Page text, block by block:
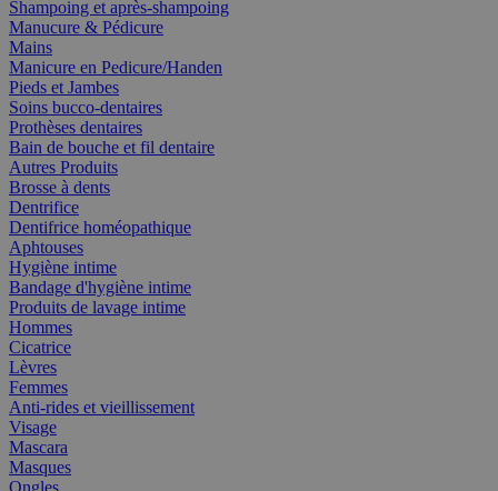
Shampoing et après-shampoing
Manucure & Pédicure
Mains
Manicure en Pedicure/Handen
Pieds et Jambes
Soins bucco-dentaires
Prothèses dentaires
Bain de bouche et fil dentaire
Autres Produits
Brosse à dents
Dentrifice
Dentifrice homéopathique
Aphtouses
Hygiène intime
Bandage d'hygiène intime
Produits de lavage intime
Hommes
Cicatrice
Lèvres
Femmes
Anti-rides et vieillissement
Visage
Mascara
Masques